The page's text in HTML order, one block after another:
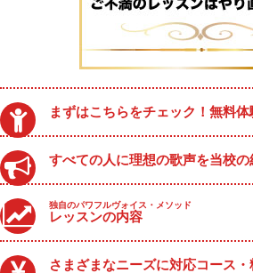
まずはこちらをチェック！無料
すべての人に理想の歌声を当校の
独自のパワフルヴォイス・メソッド
レッスンの内容
さまざまなニーズに対応コース・